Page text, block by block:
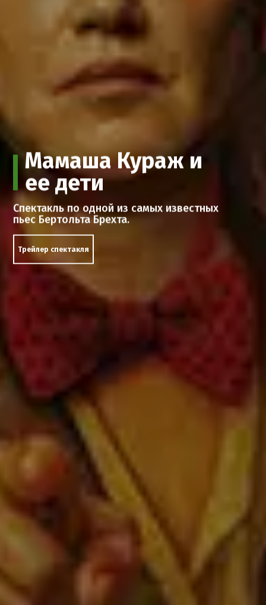
Мамаша Кураж и
ее дети
Спектакль по одной из самых известных
пьес Бертольта Брехта.
Трейлер спектакля